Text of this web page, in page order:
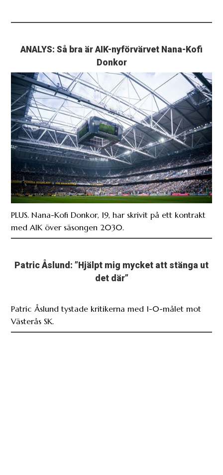
ANALYS: Så bra är AIK-nyförvärvet Nana-Kofi
Donkor
PLUS. Nana-Kofi Donkor, 19, har skrivit på ett kontrakt
med AIK över säsongen 2030.
Patric Åslund: ”Hjälpt mig mycket att stänga ut
det där”
Patric Åslund tystade kritikerna med 1-0-målet mot
Västerås SK.